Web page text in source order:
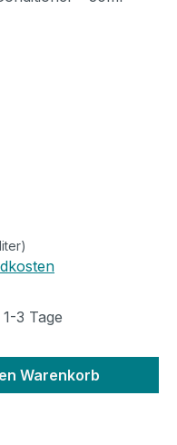
3 Tage
Warenkorb